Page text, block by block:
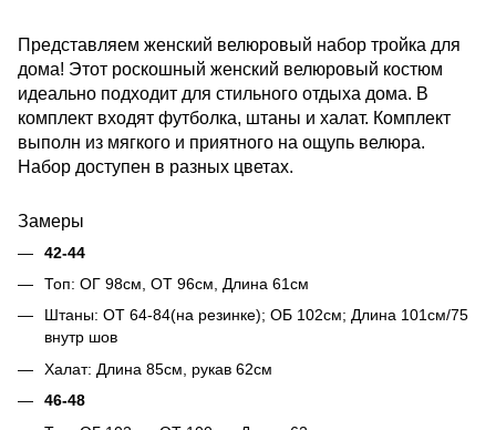
Представляем женский велюровый набор тройка для
дома! Этот роскошный женский велюровый костюм
идеально подходит для стильного отдыха дома. В
комплект входят футболка, штаны и халат. Комплект
выполн из мягкого и приятного на ощупь велюра.
Набор доступен в разных цветах.
Замеры
42-44
Топ: ОГ 98см, ОТ 96см, Длина 61см
Штаны: ОТ 64-84(на резинке); ОБ 102см; Длина 101см/75
внутр шов
Халат: Длина 85см, рукав 62см
46-48